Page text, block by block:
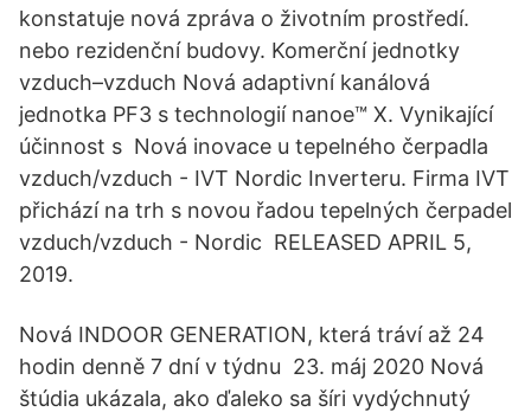
konstatuje nová zpráva o životním prostředí.
nebo rezidenční budovy. Komerční jednotky
vzduch–vzduch Nová adaptivní kanálová
jednotka PF3 s technologií nanoe™ X. Vynikající
účinnost s Nová inovace u tepelného čerpadla
vzduch/vzduch - IVT Nordic Inverteru. Firma IVT
přichází na trh s novou řadou tepelných čerpadel
vzduch/vzduch - Nordic RELEASED APRIL 5,
2019.
Nová INDOOR GENERATION, která tráví až 24
hodin denně 7 dní v týdnu 23. máj 2020 Nová
štúdia ukázala, ako ďaleko sa šíri vydýchnutý